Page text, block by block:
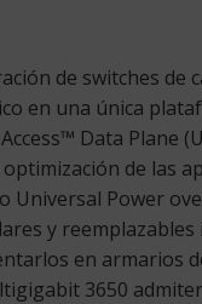
de switches
en una única
Data
de las
Universal Power
y
en armarios
3650